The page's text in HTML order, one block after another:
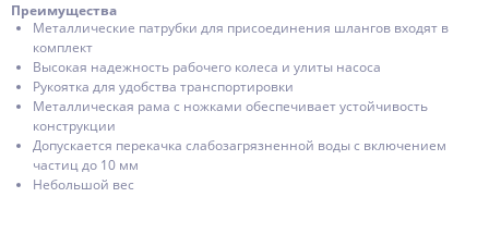
Преимущества
Металлические патрубки для присоединения шлангов входят в
комплект
Высокая надежность рабочего колеса и улиты насоса
Рукоятка для удобства транспортировки
Металлическая рама с ножками обеспечивает устойчивость
конструкции
Допускается перекачка слабозагрязненной воды с включением
частиц до 10 мм
Небольшой вес